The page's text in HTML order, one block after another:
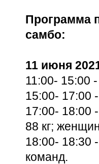
Программа
самбо:
11 июня
11:00- 15:00 -
15:00- 17:00 -
17:00- 18:00 -
88 кг;
18:00- 18:30 -
команд.